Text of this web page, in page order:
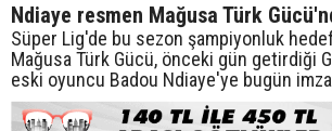
Ndiaye resmen Mağusa Türk
Süper Lig'de bu sezon şampiyonluk
Mağusa Türk Gücü, önceki gün getirdiği
eski oyuncu Badou Ndiaye'ye bugün